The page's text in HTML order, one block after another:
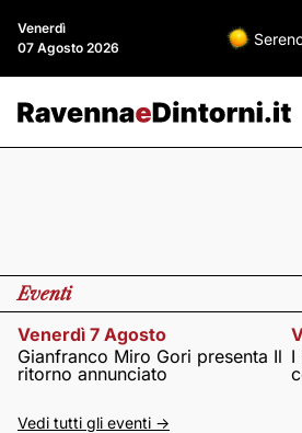
Venerdì
07 Agosto 2026
Eventi
Venerdì 7 Agosto
Gianfranco Miro Gori presenta Il
ritorno annunciato
I
Vedi tutti gli eventi ->